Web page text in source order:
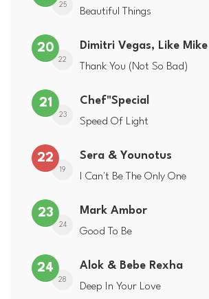
25
Beautiful Things
20
22
Dimitri Vegas, Like
Thank You (Not So Bad)
21
23
Chef"Special
Speed Of Light
22
19
Sera & Younotus
I Can't Be The Only One
23
24
Mark Ambor
Good To Be
24
28
Alok & Bebe Rexha
Deep In Your Love